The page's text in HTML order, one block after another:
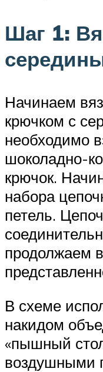
Шаг 1:
Начинаем
крючком с
необходимо
шоколадно-
крючок.
набора
петель.
продолжаем
В схеме
накидом
«пышный
воздушными